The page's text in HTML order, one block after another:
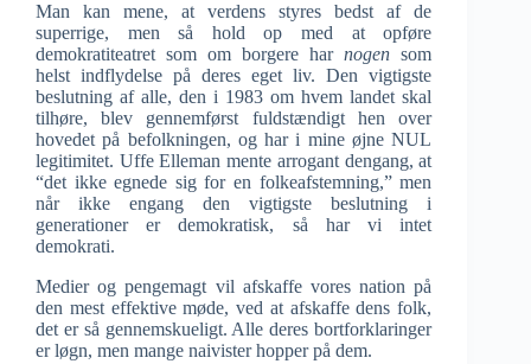
Man kan mene, at verdens styres bedst af de
superrige, men så hold op med at opføre
demokratiteatret som om borgere harnogen som
helst indflydelse på deres eget liv. Den vigtigste
beslutning af alle, den i 1983 om hvem landet skal
tilhøre, blev gennemførst fuldstændigt hen over
hovedet på befolkningen, og har i mine øjne NUL
legitimitet. Uffe Elleman mente arrogant dengang, at
“det ikke egnede sig for en folkeafstemning,” men
når ikke engang den vigtigste beslutning i
generationer er demokratisk, så har vi intet
demokrati.
Medier og pengemagt vil afskaffe vores nation på
den mest effektive møde, ved at afskaffe dens folk,
det er så gennemskueligt. Alle deres bortforklaringer
er løgn, men mange naivister hopper på dem.